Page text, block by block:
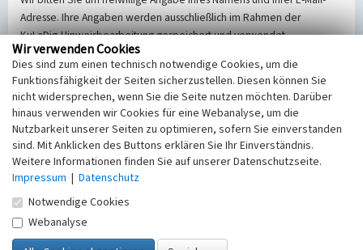
Adresse. Ihre Angaben werden ausschließlich im Rahmen der
KuLaDig-Hinweisbearbeitung gespeichert und verwendet.
Selbstverständlich werden diese entsprechend der Vorschriften des
Telemediengesetzes, des Datenschutzgesetzes NRW und der seit
dem 25.05.2018 gültigen Europäischen Datenschutzgrundverordnung
(EU-DSGVO) vertraulich behandelt, beachten Sie bitte unsere
Hinweise zumDatenschutz
Nachricht
Wir verwenden Cookies
Dies sind zum einen technisch notwendige Cookies, um die
Funktionsfähigkeit der Seiten sicherzustellen. Diesen können Sie
nicht widersprechen, wenn Sie die Seite nutzen möchten. Darüber
hinaus verwenden wir Cookies für eine Webanalyse, um die
Nutzbarkeit unserer Seiten zu optimieren, sofern Sie einverstanden
sind. Mit Anklicken des Buttons erklären Sie Ihr Einverständnis.
Weitere Informationen finden Sie auf unserer Datenschutzseite.
Impressum | Datenschutz
Notwendige Cookies
Webanalyse